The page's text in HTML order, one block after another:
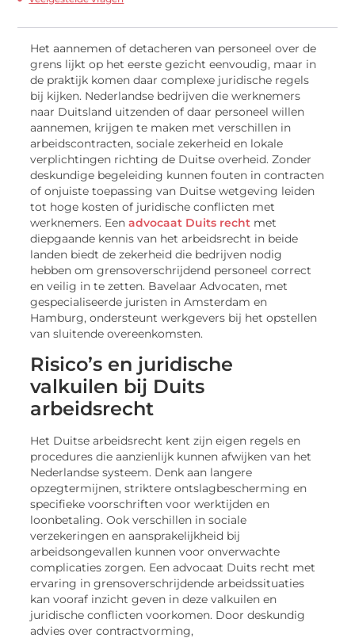
Het aannemen of detacheren van personeel over de
grens lijkt op het eerste gezicht eenvoudig, maar in
de praktijk komen daar complexe juridische regels
bij kijken. Nederlandse bedrijven die werknemers
naar Duitsland uitzenden of daar personeel willen
aannemen, krijgen te maken met verschillen in
arbeidscontracten, sociale zekerheid en lokale
verplichtingen richting de Duitse overheid. Zonder
deskundige begeleiding kunnen fouten in contracten
of onjuiste toepassing van Duitse wetgeving leiden
tot hoge kosten of juridische conflicten met
werknemers. Eenadvocaat Duits recht met
diepgaande kennis van het arbeidsrecht in beide
landen biedt de zekerheid die bedrijven nodig
hebben om grensoverschrijdend personeel correct
en veilig in te zetten. Bavelaar Advocaten, met
gespecialiseerde juristen in Amsterdam en
Hamburg, ondersteunt werkgevers bij het opstellen
van sluitende overeenkomsten.
Risico’s en juridische
valkuilen bij Duits
arbeidsrecht
Het Duitse arbeidsrecht kent zijn eigen regels en
procedures die aanzienlijk kunnen afwijken van het
Nederlandse systeem. Denk aan langere
opzegtermijnen, striktere ontslagbescherming en
specifieke voorschriften voor werktijden en
loonbetaling. Ook verschillen in sociale
verzekeringen en aansprakelijkheid bij
arbeidsongevallen kunnen voor onverwachte
complicaties zorgen. Een advocaat Duits recht met
ervaring in grensoverschrijdende arbeidssituaties
kan vooraf inzicht geven in deze valkuilen en
juridische conflicten voorkomen. Door deskundig
advies over contractvorming,